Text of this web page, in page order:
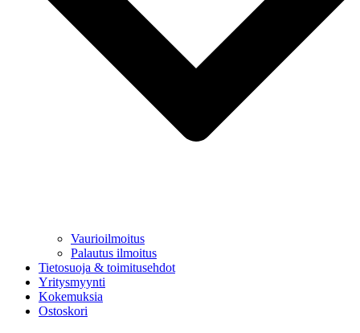
Vaurioilmoitus
Palautus ilmoitus
Tietosuoja & toimitusehdot
Yritysmyynti
Kokemuksia
Ostoskori